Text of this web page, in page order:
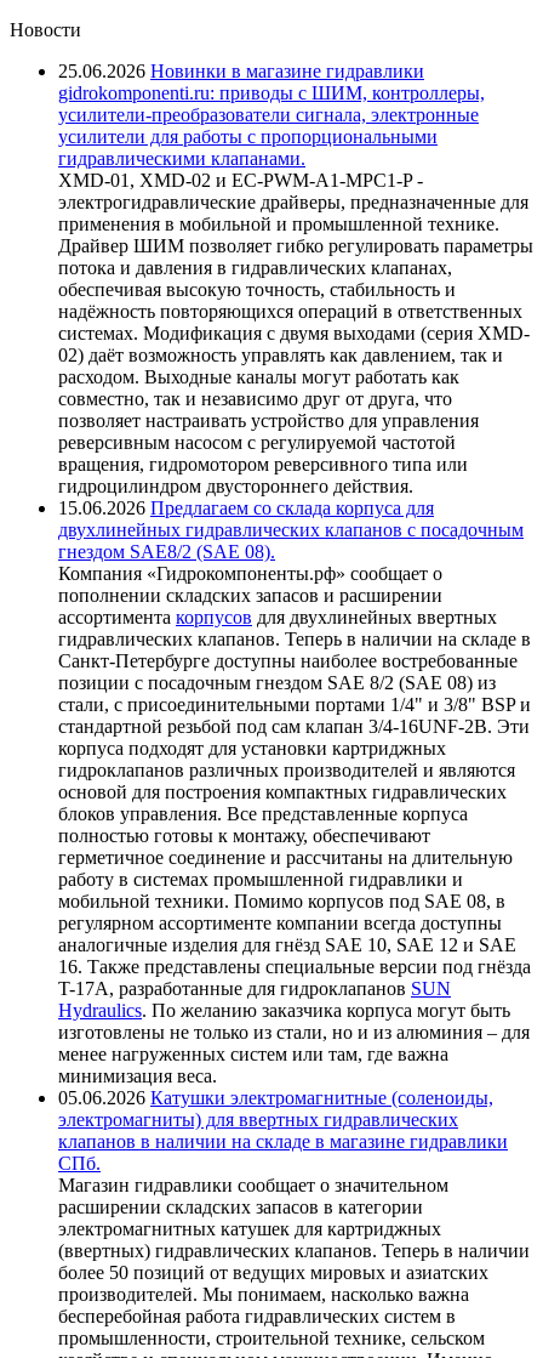
Новости
25.06.2026 Новинки в магазине гидравлики
gidrokomponenti.ru: приводы с ШИМ, контроллеры,
усилители-преобразователи сигнала, электронные
усилители для работы с пропорциональными
гидравлическими клапанами.
XMD-01, XMD-02 и EC-PWM-A1-MPC1-P -
электрогидравлические драйверы, предназначенные для
применения в мобильной и промышленной технике.
Драйвер ШИМ позволяет гибко регулировать параметры
потока и давления в гидравлических клапанах,
обеспечивая высокую точность, стабильность и
надёжность повторяющихся операций в ответственных
системах. Модификация с двумя выходами (серия XMD-
02) даёт возможность управлять как давлением, так и
расходом. Выходные каналы могут работать как
совместно, так и независимо друг от друга, что
позволяет настраивать устройство для управления
реверсивным насосом с регулируемой частотой
вращения, гидромотором реверсивного типа или
гидроцилиндром двустороннего действия.
15.06.2026 Предлагаем со склада корпуса для
двухлинейных гидравлических клапанов с посадочным
гнездом SAE8/2 (SAE 08).
Компания «Гидрокомпоненты.рф» сообщает о
пополнении складских запасов и расширении
ассортимента корпусов для двухлинейных ввертных
гидравлических клапанов. Теперь в наличии на складе в
Санкт-Петербурге доступны наиболее востребованные
позиции с посадочным гнездом SAE 8/2 (SAE 08) из
стали, с присоединительными портами 1/4" и 3/8" BSP и
стандартной резьбой под сам клапан 3/4-16UNF-2B. Эти
корпуса подходят для установки картриджных
гидроклапанов различных производителей и являются
основой для построения компактных гидравлических
блоков управления. Все представленные корпуса
полностью готовы к монтажу, обеспечивают
герметичное соединение и рассчитаны на длительную
работу в системах промышленной гидравлики и
мобильной техники. Помимо корпусов под SAE 08, в
регулярном ассортименте компании всегда доступны
аналогичные изделия для гнёзд SAE 10, SAE 12 и SAE
16. Также представлены специальные версии под гнёзда
T-17A, разработанные для гидроклапанов SUN
Hydraulics. По желанию заказчика корпуса могут быть
изготовлены не только из стали, но и из алюминия – для
менее нагруженных систем или там, где важна
минимизация веса.
05.06.2026 Катушки электромагнитные (соленоиды,
электромагниты) для ввертных гидравлических
клапанов в наличии на складе в магазине гидравлики
СПб.
Магазин гидравлики сообщает о значительном
расширении складских запасов в категории
электромагнитных катушек для картриджных
(ввертных) гидравлических клапанов. Теперь в наличии
более 50 позиций от ведущих мировых и азиатских
производителей. Мы понимаем, насколько важна
бесперебойная работа гидравлических систем в
промышленности, строительной технике, сельском